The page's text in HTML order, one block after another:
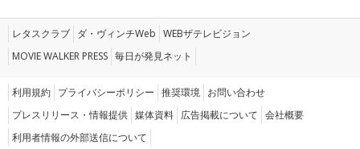
レタスクラブ ダ・ヴィンチWeb WEBザテレビジョン
MOVIE WALKER PRESS 毎日が発見ネット
利用規約 プライバシーポリシー 推奨環境 お問い合わせ
プレスリリース・情報提供 媒体資料 広告掲載について 会社概要
利用者情報の外部送信について